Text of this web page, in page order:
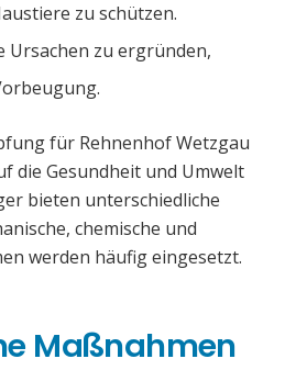
zu schützen.
Ursachen zu ergründen,
für Rehnenhof Wetzgau
die Gesundheit und Umwelt
bieten unterschiedliche
chemische und
werden häufig eingesetzt.
Maßnahmen